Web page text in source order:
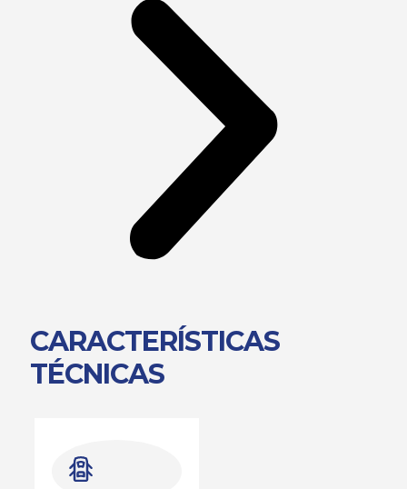
CARACTERÍSTICAS
TÉCNICAS